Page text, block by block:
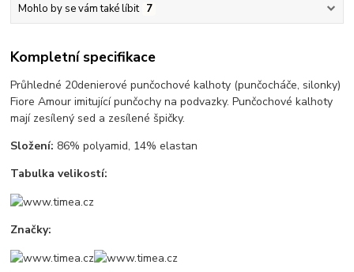
Mohlo by se vám také líbit 7
Kompletní specifikace
Průhledné 20denierové punčochové kalhoty (punčocháče, silonky)
Fiore Amour imitující punčochy na podvazky. Punčochové kalhoty
mají zesílený sed a zesílené špičky.
Složení: 86% polyamid, 14% elastan
Tabulka velikostí:
Značky: